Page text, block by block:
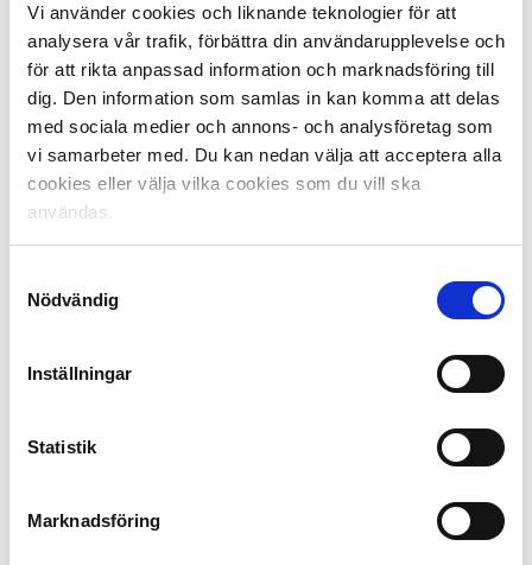
Vi använder cookies och liknande teknologier för att
analysera vår trafik, förbättra din användarupplevelse och
för att rikta anpassad information och marknadsföring till
dig. Den information som samlas in kan komma att delas
med sociala medier och annons- och analysföretag som
vi samarbeter med. Du kan nedan välja att acceptera alla
cookies eller välja vilka cookies som du vill ska
användas.
Nödvändig
Inställningar
Statistik
Marknadsföring
De båda olika delarna av UEFA Youth League slås ihop
från och med åttondelsfinalerna och spelas sedan som
ett vanligt slutspel.
Chelsea är regerande mästare efter seger i finalen mot
PSG.
Föreningen Svensk Elitfotboll, Elitfotboll Dam, Svenska
Fotbollförbundet och Svenska Spel, fotbollens
Detta görs genom målmedveten satsning på unga
Läs mer på
Dela på Facebook Dela på Twitter